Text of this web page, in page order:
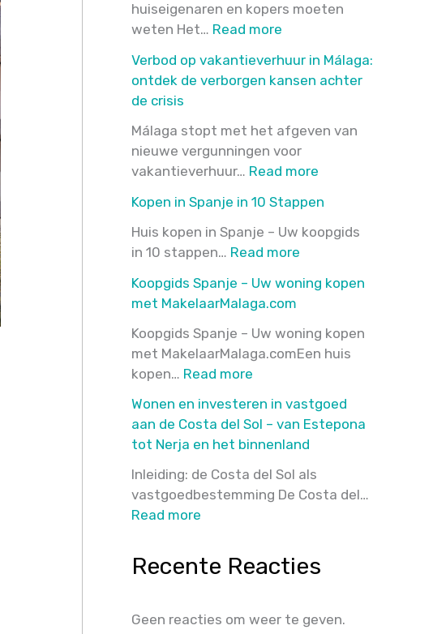
huiseigenaren en kopers moeten
weten Het… Read more
van
de
woningen
Onverkoopbaar
zonder
label!
Verbod op vakantieverhuur in Málaga:
ontdek de verborgen kansen achter
de crisis
Málaga stopt met het afgeven van
nieuwe vergunningen voor
vakantieverhuur… Read more
op
vakantieverhuur
ontdek
verborgen
kansen
crisis
Kopen in Spanje in 10 Stappen
Huis kopen in Spanje – Uw koopgids
in 10 stappen… Read more
in
in
10
Koopgids Spanje – Uw woning kopen
met MakelaarMalaga.com
Koopgids Spanje – Uw woning kopen
met MakelaarMalaga.comEen huis
kopen… Read more
Spanje
–
Uw
woning
kopen
Wonen en investeren in vastgoed
aan de Costa del Sol – van Estepona
tot Nerja en het binnenland
Inleiding: de Costa del Sol als
vastgoedbestemming De Costa del…
Read more
en
investeren
vastgoed
Recente Reacties
Geen reacties om weer te geven.